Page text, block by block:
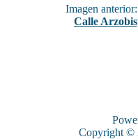
Imagen anterior:
Calle
Copyright ©